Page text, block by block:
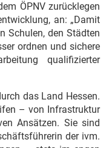
ÖPNV zurücklegen
an: „Damit
Schulen, den Städten
ordnen und sichere
qualifizierter
das Land Hessen.
– von Infrastruktur
Ansätzen. Sie sind
der ivm.